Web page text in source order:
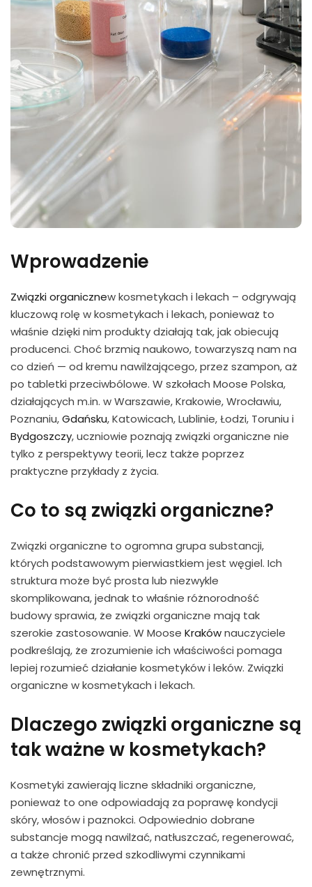
Wprowadzenie
Związki organicznew kosmetykach i lekach – odgrywają
kluczową rolę w kosmetykach i lekach, ponieważ to
właśnie dzięki nim produkty działają tak, jak obiecują
producenci. Choć brzmią naukowo, towarzyszą nam na
co dzień — od kremu nawilżającego, przez szampon, aż
po tabletki przeciwbólowe. W szkołach Moose Polska,
działających m.in. w Warszawie, Krakowie, Wrocławiu,
Poznaniu,Gdańsku, Katowicach, Lublinie, Łodzi, Toruniu i
Bydgoszczy, uczniowie poznają związki organiczne nie
tylko z perspektywy teorii, lecz także poprzez
praktyczne przykłady z życia.
Co to są związki organiczne?
Związki organiczne to ogromna grupa substancji,
których podstawowym pierwiastkiem jest węgiel. Ich
struktura może być prosta lub niezwykle
skomplikowana, jednak to właśnie różnorodność
budowy sprawia, że związki organiczne mają tak
szerokie zastosowanie. W Moose Krakównauczyciele
podkreślają, że zrozumienie ich właściwości pomaga
lepiej rozumieć działanie kosmetyków i leków. Związki
organiczne w kosmetykach i lekach.
Dlaczego związki organiczne są
tak ważne w kosmetykach?
Kosmetyki zawierają liczne składniki organiczne,
ponieważ to one odpowiadają za poprawę kondycji
skóry, włosów i paznokci. Odpowiednio dobrane
substancje mogą nawilżać, natłuszczać, regenerować,
a także chronić przed szkodliwymi czynnikami
zewnętrznymi.